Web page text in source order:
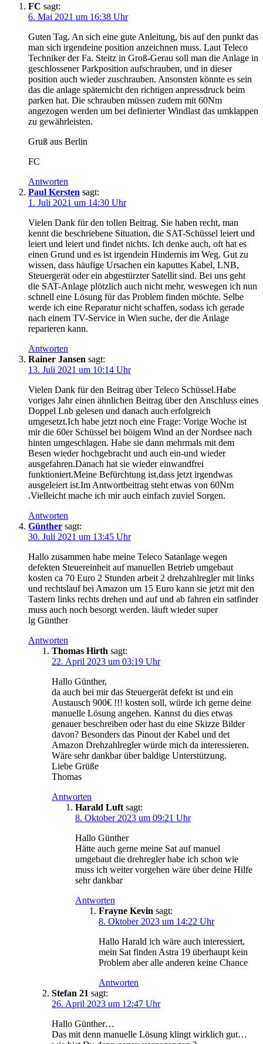
FC sagt:
6. Mai 2021 um 16:38 Uhr
Guten Tag. An sich eine gute Anleitung, bis auf den punkt das
man sich irgendeine position anzeichnen muss. Laut Teleco
Techniker der Fa. Steitz in Groß-Gerau soll man die Anlage in
geschlossener Parkposition aufschrauben, und in dieser
position auch wieder zuschrauben. Ansonsten könnte es sein
das die anlage späternicht den richtigen anpressdruck beim
parken hat. Die schrauben müssen zudem mit 60Nm
angezogen werden um bei definierter Windlast das umklappen
zu gewährleisten.
Gruß aus Berlin
FC
Antworten
Paul Kersten sagt:
1. Juli 2021 um 14:30 Uhr
Vielen Dank für den tollen Beitrag. Sie haben recht, man
kennt die beschriebene Situation, die SAT-Schüssel leiert und
leiert und leiert und findet nichts. Ich denke auch, oft hat es
einen Grund und es ist irgendein Hindernis im Weg. Gut zu
wissen, dass häufige Ursachen ein kaputtes Kabel, LNB,
Steuergerät oder ein abgestürzter Satellit sind. Bei uns geht
die SAT-Anlage plötzlich auch nicht mehr, weswegen ich nun
schnell eine Lösung für das Problem finden möchte. Selbe
werde ich eine Reparatur nicht schaffen, sodass ich gerade
nach einem TV-Service in Wien suche, der die Anlage
reparieren kann.
Antworten
Rainer Jansen sagt:
13. Juli 2021 um 10:14 Uhr
Vielen Dank für den Beitrag über Teleco Schüssel.Habe
voriges Jahr einen ähnlichen Beitrag über den Anschluss eines
Doppel Lnb gelesen und danach auch erfolgreich
umgesetzt.Ich habe jetzt noch eine Frage: Vorige Woche ist
mir die 60er Schüssel bei böigem Wind an der Nordsee nach
hinten umgeschlagen. Habe sie dann mehrmals mit dem
Besen wieder hochgebracht und auch ein-und wieder
ausgefahren.Danach hat sie wieder einwandfrei
funktioniert.Meine Befürchtung ist,dass jetzt irgendwas
ausgeleiert ist.Im Antwortbeitrag steht etwas von 60Nm
.Vielleicht mache ich mir auch einfach zuviel Sorgen.
Antworten
Günther sagt:
30. Juli 2021 um 13:45 Uhr
Hallo zusammen habe meine Teleco Satanlage wegen
defekten Steuereinheit auf manuellen Betrieb umgebaut
kosten ca 70 Euro 2 Stunden arbeit 2 drehzahlregler mit links
und rechtslauf bei Amazon um 15 Euro kann sie jetzt mit den
Tastern links rechts drehen und auf und ab fahren ein satfinder
muss auch noch besorgt werden. läuft wieder super
lg Günther
Antworten
Thomas Hirth sagt:
22. April 2023 um 03:19 Uhr
Hallo Günther,
da auch bei mir das Steuergerät defekt ist und ein
Austausch 900€ !!! kosten soll, würde ich gerne deine
manuelle Lösung angehen. Kannst du dies etwas
genauer beschreiben oder hast du eine Skizze Bilder
davon? Besonders das Pinout der Kabel und det
Amazon Drehzahlregler würde mich da interessieren.
Wäre sehr dankbar über baldige Unterstützung.
Liebe Grüße
Thomas
Antworten
Harald Luft sagt:
8. Oktober 2023 um 09:21 Uhr
Hallo Günther
Hätte auch gerne meine Sat auf manuel
umgebaut die drehregler habe ich schon wie
muss ich weiter vorgehen wäre über deine Hilfe
sehr dankbar
Antworten
Frayne Kevin sagt:
8. Oktober 2023 um 14:22 Uhr
Hallo Harald ich wäre auch interessiert,
mein Sat finden Astra 19 überhaupt kein
Problem aber alle anderen keine Chance
Antworten
Stefan 21 sagt:
26. April 2023 um 12:47 Uhr
Hallo Günther…
Das mit denn manuelle Lösung klingt wirklich gut…